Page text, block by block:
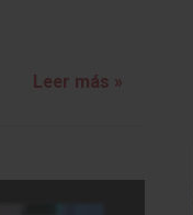
Leer más »